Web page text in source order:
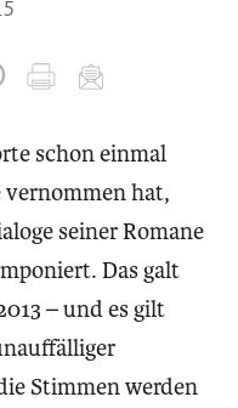
teilen drucken
schon einmal
hat,
seiner Romane
Das galt
– und es gilt
Stimmen werden